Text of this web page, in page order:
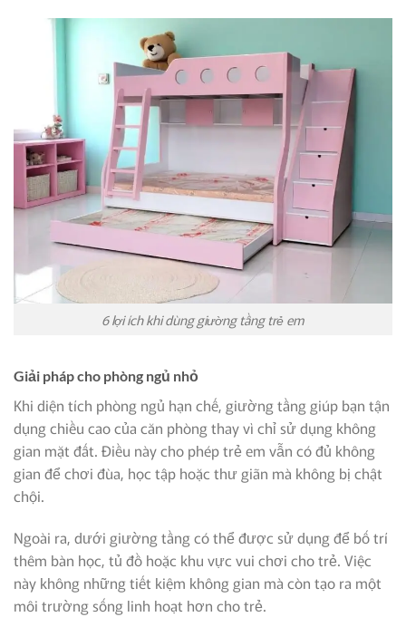
6 lợi ích khi dùng giường tầng trẻ em
Giải pháp cho phòng ngủ nhỏ
Khi diện tích phòng ngủ hạn chế, giường tầng giúp bạn tận
dụng chiều cao của căn phòng thay vì chỉ sử dụng không
gian mặt đất. Điều này cho phép trẻ em vẫn có đủ không
gian để chơi đùa, học tập hoặc thư giãn mà không bị chật
chội.
Ngoài ra, dưới giường tầng có thể được sử dụng để bố trí
thêm bàn học, tủ đồ hoặc khu vực vui chơi cho trẻ. Việc
này không những tiết kiệm không gian mà còn tạo ra một
môi trường sống linh hoạt hơn cho trẻ.